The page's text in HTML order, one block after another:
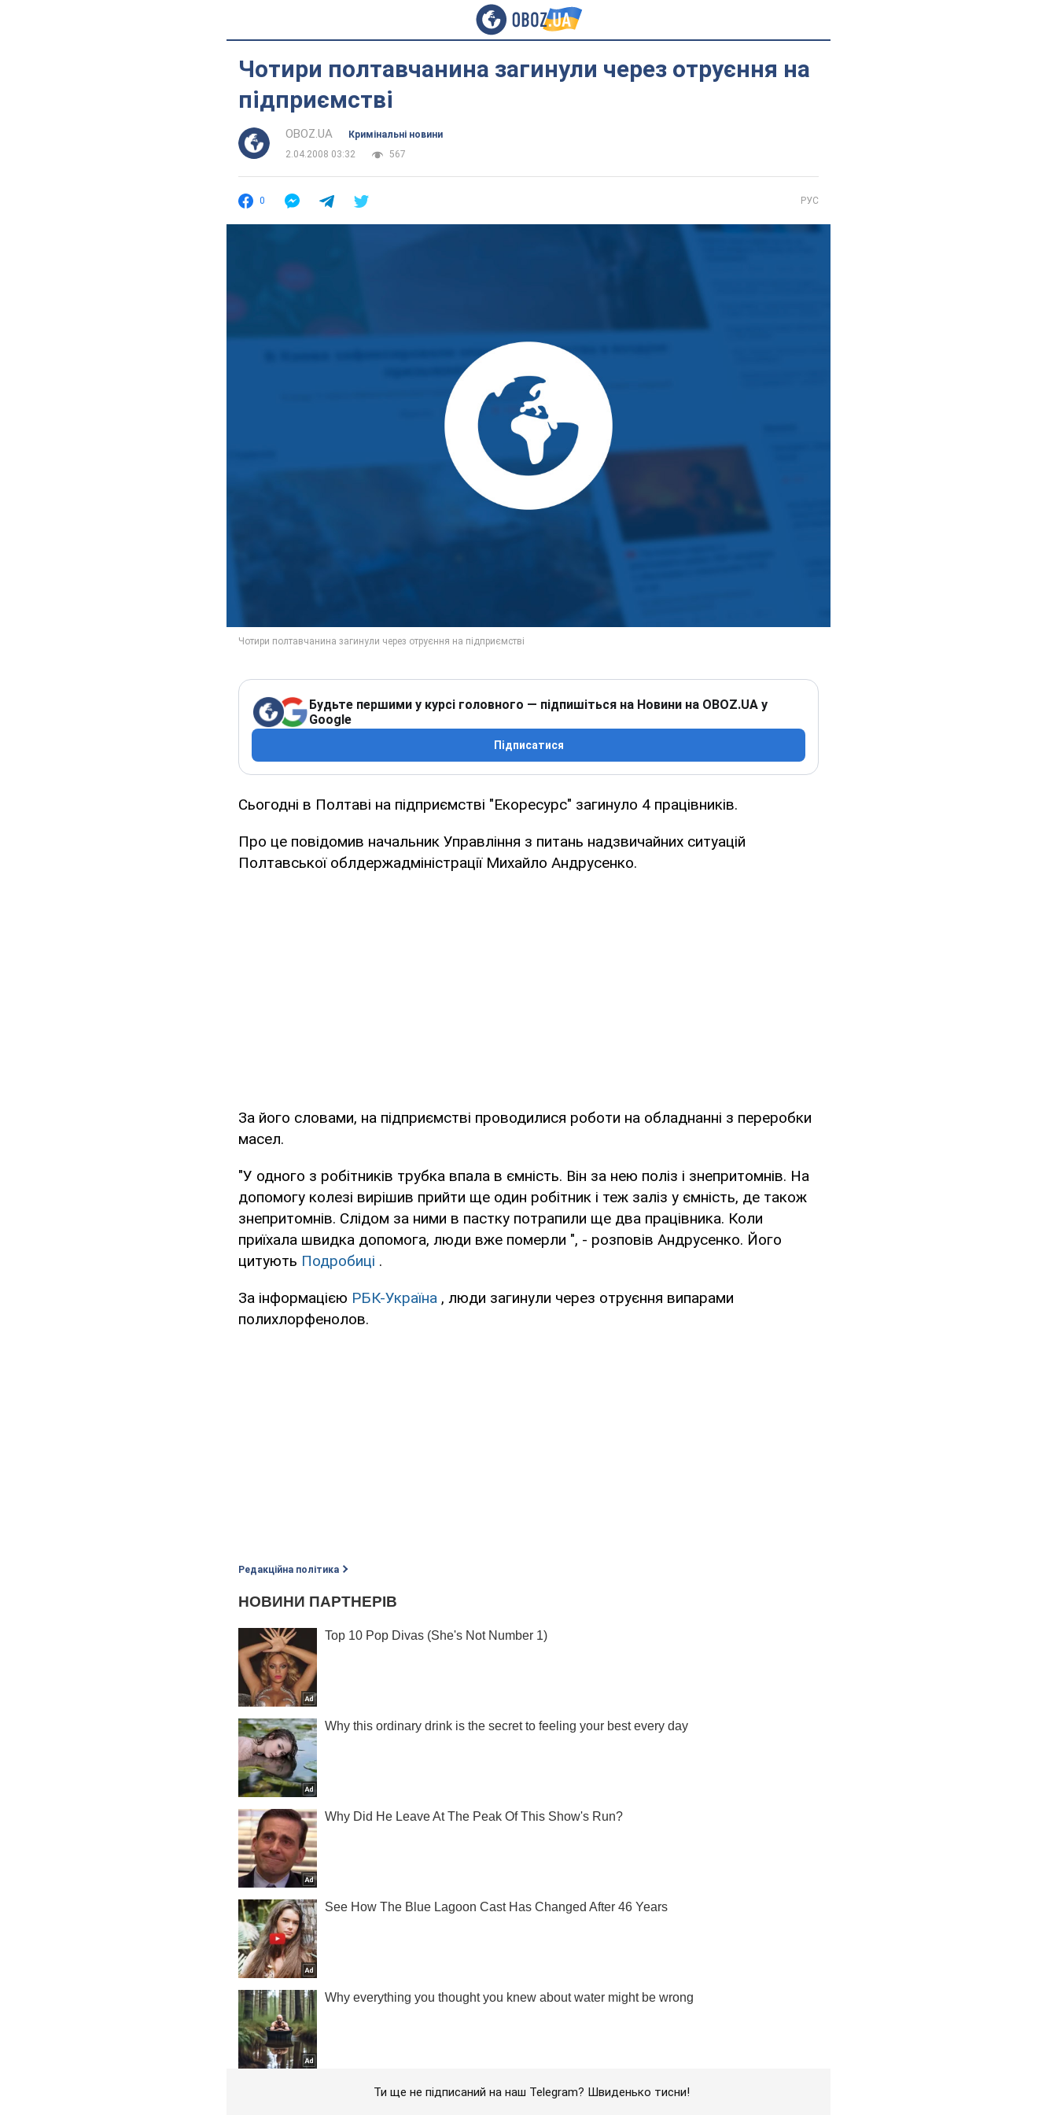
Чотири полтавчанина загинули через отруєння на
підприємстві
OBOZ.UA
Кримінальні новини
2.04.2008 03:32
567
0 РУС
Будьте першими у курсі головного — підпишіться на Новини на OBOZ.UA у
Google
Підписатися
Сьогодні в Полтаві на підприємстві "Екоресурс" загинуло 4 працівників.
Про це повідомив начальник Управління з питань надзвичайних ситуацій
Полтавської облдержадміністрації Михайло Андрусенко.
За його словами, на підприємстві проводилися роботи на обладнанні з переробки
масел.
"У одного з робітників трубка впала в ємність. Він за нею поліз і знепритомнів. На
допомогу колезі вирішив прийти ще один робітник і теж заліз у ємність, де також
знепритомнів. Слідом за ними в пастку потрапили ще два працівника. Коли
приїхала швидка допомога, люди вже померли ", - розповів Андрусенко. Його
цитують Подробиці .
За інформацією РБК-Україна , люди загинули через отруєння випарами
полихлорфенолов.
Редакційна політика
Ти ще не підписаний на наш Telegram? Швиденько тисни!